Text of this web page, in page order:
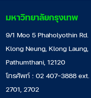
มหาวิทยาลัยกรุงเทพ
9/1 Moo 5 Phaholyothin Rd.
Klong Neung, Klong Laung,
Pathumthani, 12120
โทรศัพท์ : 02 407-3888 ext.
2701, 2702